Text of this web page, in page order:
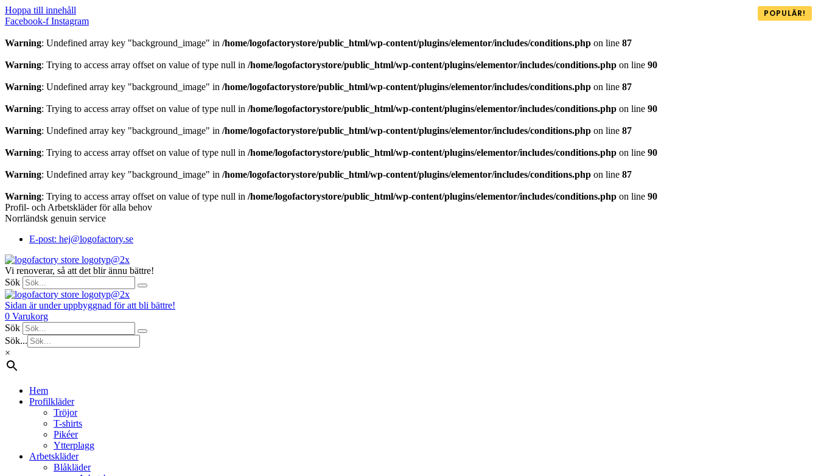
Hoppa till innehåll
Facebook-f Instagram
Warning: Undefined array key "background_image" in /home/logofactorystore/public_html/wp-content/plugins/elementor/includes/conditions.php on line 87
Warning: Trying to access array offset on value of type null in /home/logofactorystore/public_html/wp-content/plugins/elementor/includes/conditions.php on line 90
Warning: Undefined array key "background_image" in /home/logofactorystore/public_html/wp-content/plugins/elementor/includes/conditions.php on line 87
Warning: Trying to access array offset on value of type null in /home/logofactorystore/public_html/wp-content/plugins/elementor/includes/conditions.php on line 90
Warning: Undefined array key "background_image" in /home/logofactorystore/public_html/wp-content/plugins/elementor/includes/conditions.php on line 87
Warning: Trying to access array offset on value of type null in /home/logofactorystore/public_html/wp-content/plugins/elementor/includes/conditions.php on line 90
Warning: Undefined array key "background_image" in /home/logofactorystore/public_html/wp-content/plugins/elementor/includes/conditions.php on line 87
Warning: Trying to access array offset on value of type null in /home/logofactorystore/public_html/wp-content/plugins/elementor/includes/conditions.php on line 90
Profil- och Arbetskläder för alla behov
Norrländsk genuin service
E-post: hej@logofactory.se
Vi renoverar, så att det blir ännu bättre!
Sök
Sidan är under uppbyggnad för att bli bättre!
0 Varukorg
Sök
Sök...
×
Hem
Profilkläder
Tröjor
T-shirts
Pikéer
Ytterplagg
Arbetskläder
Blåkläder
POPULÄR!